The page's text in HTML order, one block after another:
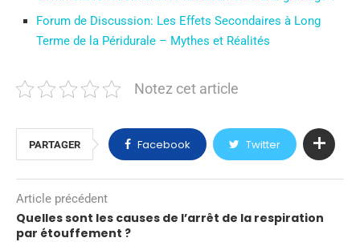
Forum de Discussion: Les Effets Secondaires à Long
Terme de la Péridurale – Mythes et Réalités
Notez cet article
PARTAGER Facebook Twitter
Article précédent
Quelles sont les causes de l’arrêt de la respiration
par étouffement ?